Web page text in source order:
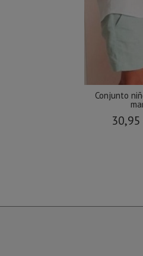
Conjunto